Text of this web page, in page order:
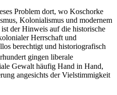
Problem dort, wo Koschorke
Kolonialismus und modernem
der Hinweis auf die historische
Herrschaft und
berechtigt und historiografisch
gingen liberale
Gewalt häufig Hand in Hand,
angesichts der Vielstimmigkeit